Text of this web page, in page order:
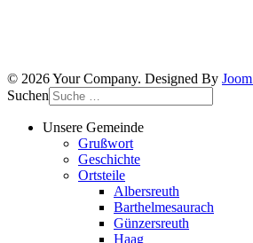
© 2026 Your Company. Designed By
Suchen
Unsere Gemeinde
Grußwort
Geschichte
Ortsteile
Albersreuth
Barthelmesaurach
Günzersreuth
Haag